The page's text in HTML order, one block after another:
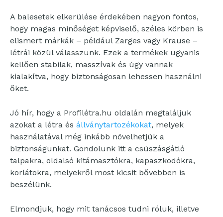
A balesetek elkerülése érdekében nagyon fontos,
hogy magas minőséget képviselő, széles körben is
elismert márkák – például Zarges vagy Krause –
létrái közül válasszunk. Ezek a termékek ugyanis
kellően stabilak, masszívak és úgy vannak
kialakítva, hogy biztonságosan lehessen használni
őket.
Jó hír, hogy a Profilétra.hu oldalán megtaláljuk
azokat a létra és állványtartozékokat, melyek
használatával még inkább növelhetjük a
biztonságunkat. Gondolunk itt a csúszásgátló
talpakra, oldalsó kitámasztókra, kapaszkodókra,
korlátokra, melyekről most kicsit bővebben is
beszélünk.
Elmondjuk, hogy mit tanácsos tudni róluk, illetve